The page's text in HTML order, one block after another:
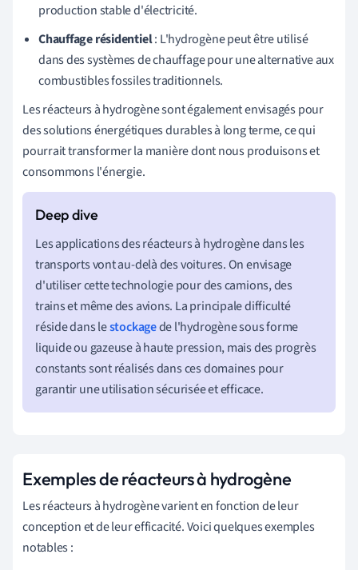
production stable d'électricité.
Chauffage résidentiel: L'hydrogène peut être utilisé
dans des systèmes de chauffage pour une alternative aux
combustibles fossiles traditionnels.
Les réacteurs à hydrogène sont également envisagés pour
des solutions énergétiques durables à long terme, ce qui
pourrait transformer la manière dont nous produisons et
consommons l'énergie.
Les applications des réacteurs à hydrogène dans les
transports vont au-delà des voitures. On envisage
d'utiliser cette technologie pour des camions, des
trains et même des avions. La principale difficulté
réside dans lestockagede l'hydrogène sous forme
liquide ou gazeuse à haute pression, mais des progrès
constants sont réalisés dans ces domaines pour
garantir une utilisation sécurisée et efficace.
Exemples de réacteurs à hydrogène
Les réacteurs à hydrogène varient en fonction de leur
conception et de leur efficacité. Voici quelques exemples
notables :